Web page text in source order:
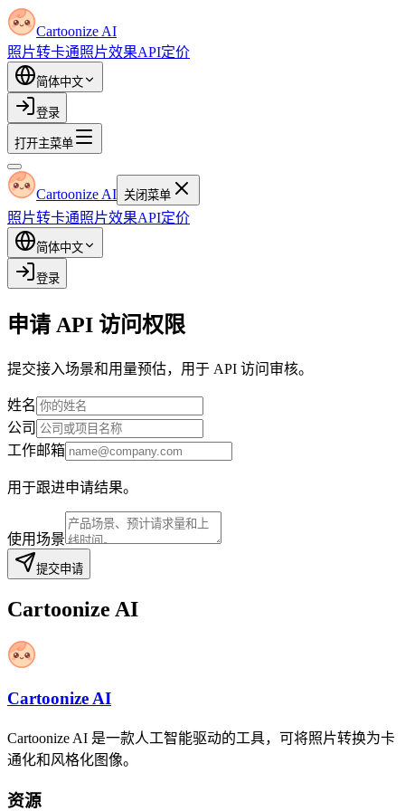
Cartoonize AI
照片转卡通照片效果API定价
简体中文
登录
打开主菜单
Cartoonize AI 关闭菜单
照片转卡通照片效果API定价
简体中文
登录
申请 API 访问权限
提交接入场景和用量预估，用于 API 访问审核。
姓名
公司
工作邮箱
用于跟进申请结果。
使用场景
提交申请
Cartoonize AI
Cartoonize AI
Cartoonize AI 是一款人工智能驱动的工具，可将照片转换为卡
通化和风格化图像。
资源